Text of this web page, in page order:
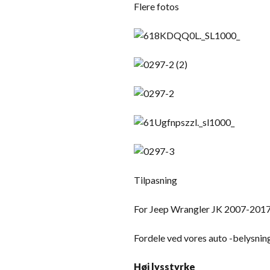
Flere fotos
Tilpasning
For Jeep Wrangler JK 2007-
Fordele ved vores auto -
Høj lysstyrke